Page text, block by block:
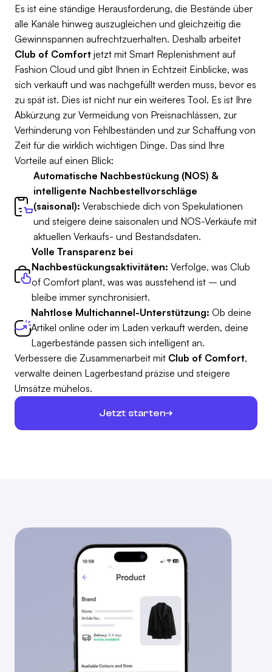
Es ist eine ständige Herausforderung, die Bestände über
alle Kanäle hinweg auszugleichen und gleichzeitig die
Gewinnspannen aufrechtzuerhalten. Deshalb arbeitet
Club of Comfort jetzt mit Smart Replenishment auf
Fashion Cloud und gibt Ihnen in Echtzeit Einblicke, was
sich verkauft und was nachgefüllt werden muss, bevor es
zu spät ist. Dies ist nicht nur ein weiteres Tool. Es ist Ihre
Abkürzung zur Vermeidung von Preisnachlässen, zur
Verhinderung von Fehlbeständen und zur Schaffung von
Zeit für die wirklich wichtigen Dinge. Das sind Ihre
Vorteile auf einen Blick:
Automatische Nachbestückung (NOS) &
intelligente Nachbestellvorschläge
(saisonal): Verabschiede dich von Spekulationen
und steigere deine saisonalen und NOS-Verkäufe mit
aktuellen Verkaufs- und Bestandsdaten.
Volle Transparenz bei
Nachbestückungsaktivitäten: Verfolge, was Club
of Comfort plant, was was ausstehend ist – und
bleibe immer synchronisiert.
Nahtlose Multichannel-Unterstützung: Ob deine
Artikel online oder im Laden verkauft werden, deine
Lagerbestände passen sich intelligent an.
Verbessere die Zusammenarbeit mit Club of Comfort,
verwalte deinen Lagerbestand präzise und steigere
Umsätze mühelos.
Jetzt starten